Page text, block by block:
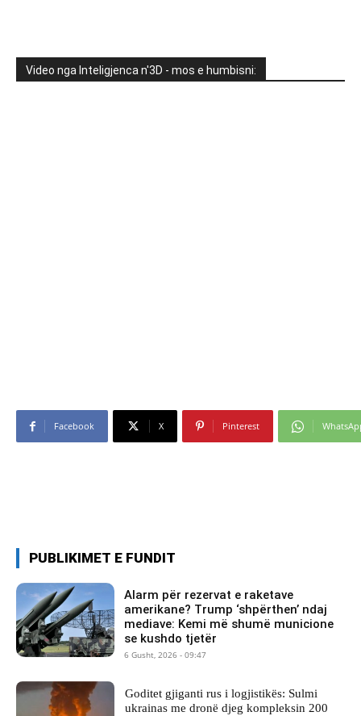
Video nga Inteligjenca n'3D - mos e humbisni:
Facebook X Pinterest
PUBLIKIMET E FUNDIT
Alarm për rezervat e raketave
amerikane? Trump ‘shpërthen’ ndaj
mediave: Kemi më shumë municione
se kushdo tjetër
6 Gusht, 2026 - 09:47
Goditet gjiganti rus i logjistikës: Sulmi
ukrainas me dronë djeg kompleksin 200